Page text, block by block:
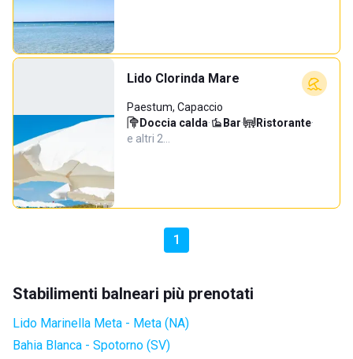
Lido Clorinda Mare
Paestum, Capaccio
Doccia calda· Bar· Ristorante·
e altri 2…
1
Stabilimenti balneari più prenotati
Lido Marinella Meta - Meta (NA)
Bahia Blanca - Spotorno (SV)